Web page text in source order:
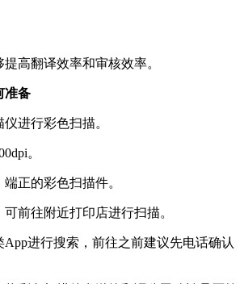
高翻译效率和审核效率。
准备
进行彩色扫描。
。
正的彩色扫描件。
前往附近打印店进行扫描。
进行搜索，前往之前建议先电话确认